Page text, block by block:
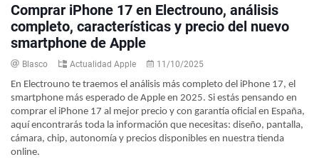
Comprar iPhone 17 en Electrouno, análisis
completo, características y precio del nuevo
smartphone de Apple
Blasco Actualidad Apple 11/10/2025
En Electrouno te traemos el análisis más completo del iPhone 17, el
smartphone más esperado de Apple en 2025. Si estás pensando en
comprar el iPhone 17 al mejor precio y con garantía oficial en España,
aquí encontrarás toda la información que necesitas: diseño, pantalla,
cámara, chip, autonomía y precios disponibles en nuestra tienda
online.